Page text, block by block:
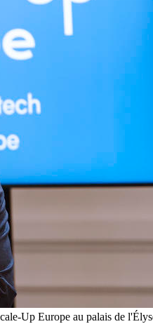
Up Europe au palais de